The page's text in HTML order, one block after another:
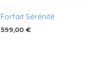
Forfait Sérénité
599,00€